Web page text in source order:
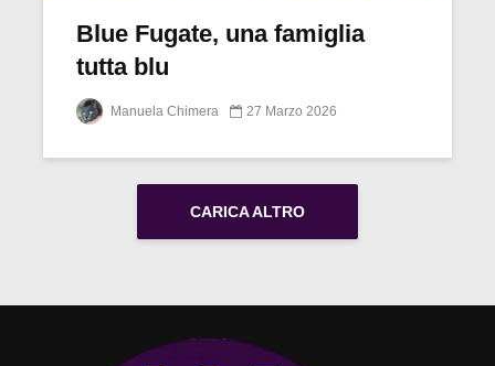
Blue Fugate, una famiglia
tutta blu
Manuela Chimera 27 Marzo 2026
CARICA ALTRO